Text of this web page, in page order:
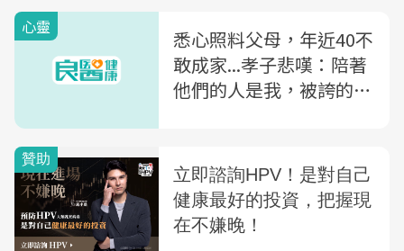
心靈
悉心照料父母，年近40不
敢成家...孝子悲嘆：陪著
他們的人是我，被誇的卻